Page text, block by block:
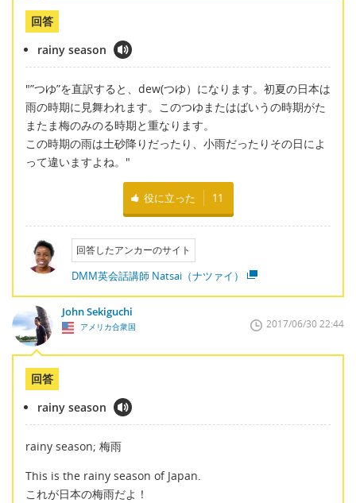
回答
rainy season
"”つゆ”を直訳すると、dew(つゆ）になります。初夏の日本は
雨の時期に見舞われます。このつゆまたはばいうの時期がた
またま梅のみのる時期と重なります。
この時期の雨は土砂降りだったり、小雨だったりその日によ
って違いますよね。"
役に立った 11
回答したアンカーのサイト
DMM英会話講師 Natsai（ナツァイ）
John Sekiguchi
アメリカ合衆国 2017/06/30 22:44
回答
rainy season
rainy season; 梅雨
This is the rainy season of Japan.
これが日本の梅雨だよ！